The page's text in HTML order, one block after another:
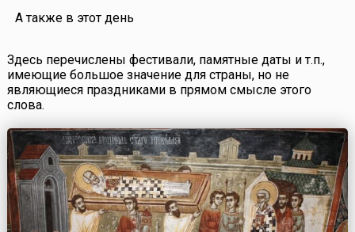
А также в этот день
Здесь перечислены фестивали, памятные даты и т.п.,
имеющие большое значение для страны, но не
являющиеся праздниками в прямом смысле этого
слова.